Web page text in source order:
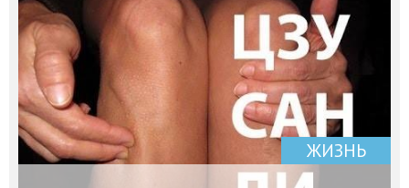
ЖИЗНЬ